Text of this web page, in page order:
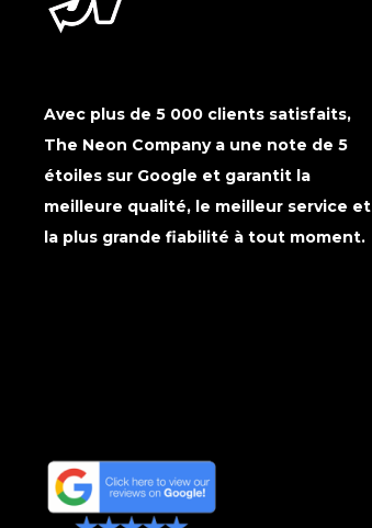
Avec plus de 5 000 clients satisfaits,
The Neon Company a une note de 5
étoiles sur Google et garantit la
meilleure qualité, le meilleur service et
la plus grande fiabilité à tout moment.